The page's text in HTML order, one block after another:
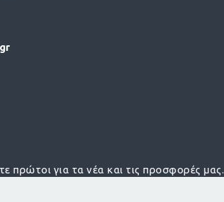
πρώτοι για τα νέα και τις προσφορές μας.